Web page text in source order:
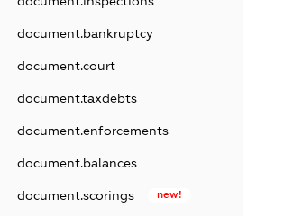
document.bankruptcy
document.court
document.taxdebts
document.enforcements
document.balances
document.scorings new!